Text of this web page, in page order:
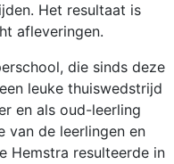
Het resultaat is
afleveringen.
die sinds deze
leuke thuiswedstrijd
en als oud-leerling
van de leerlingen en
Hemstra resulteerde in